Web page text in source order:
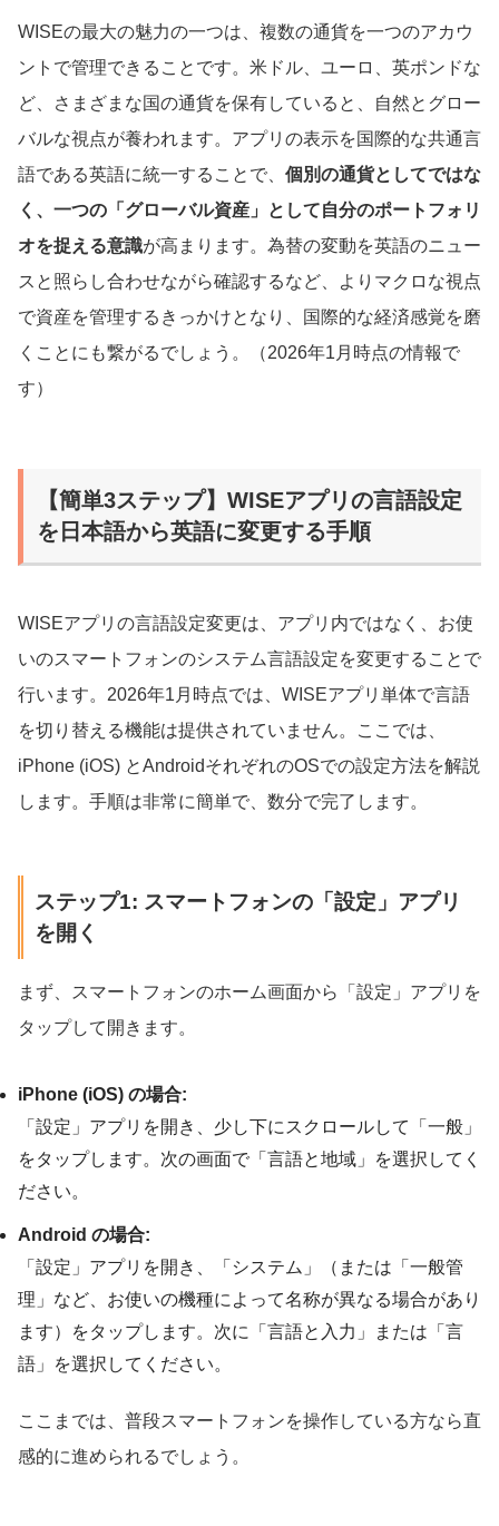
WISEの最大の魅力の一つは、複数の通貨を一つのアカウ
ントで管理できることです。米ドル、ユーロ、英ポンドな
ど、さまざまな国の通貨を保有していると、自然とグロー
バルな視点が養われます。アプリの表示を国際的な共通言
語である英語に統一することで、 個別の通貨としてではな
く、一つの「グローバル資産」として自分のポートフォリ
オを捉える意識が高まります。為替の変動を英語のニュー
スと照らし合わせながら確認するなど、よりマクロな視点
で資産を管理するきっかけとなり、国際的な経済感覚を磨
くことにも繋がるでしょう。（2026年1月時点の情報で
す）
【簡単3ステップ】WISEアプリの言語設定
を日本語から英語に変更する手順
WISEアプリの言語設定変更は、アプリ内ではなく、お使
いのスマートフォンのシステム言語設定を変更することで
行います。2026年1月時点では、WISEアプリ単体で言語
を切り替える機能は提供されていません。ここでは、
iPhone (iOS) とAndroidそれぞれのOSでの設定方法を解説
します。手順は非常に簡単で、数分で完了します。
ステップ1: スマートフォンの「設定」アプリ
を開く
まず、スマートフォンのホーム画面から「設定」アプリを
タップして開きます。
iPhone (iOS) の場合:
「設定」アプリを開き、少し下にスクロールして「一般」
をタップします。次の画面で「言語と地域」を選択してく
ださい。
Android の場合:
「設定」アプリを開き、「システム」（または「一般管
理」など、お使いの機種によって名称が異なる場合があり
ます）をタップします。次に「言語と入力」または「言
語」を選択してください。
ここまでは、普段スマートフォンを操作している方なら直
感的に進められるでしょう。